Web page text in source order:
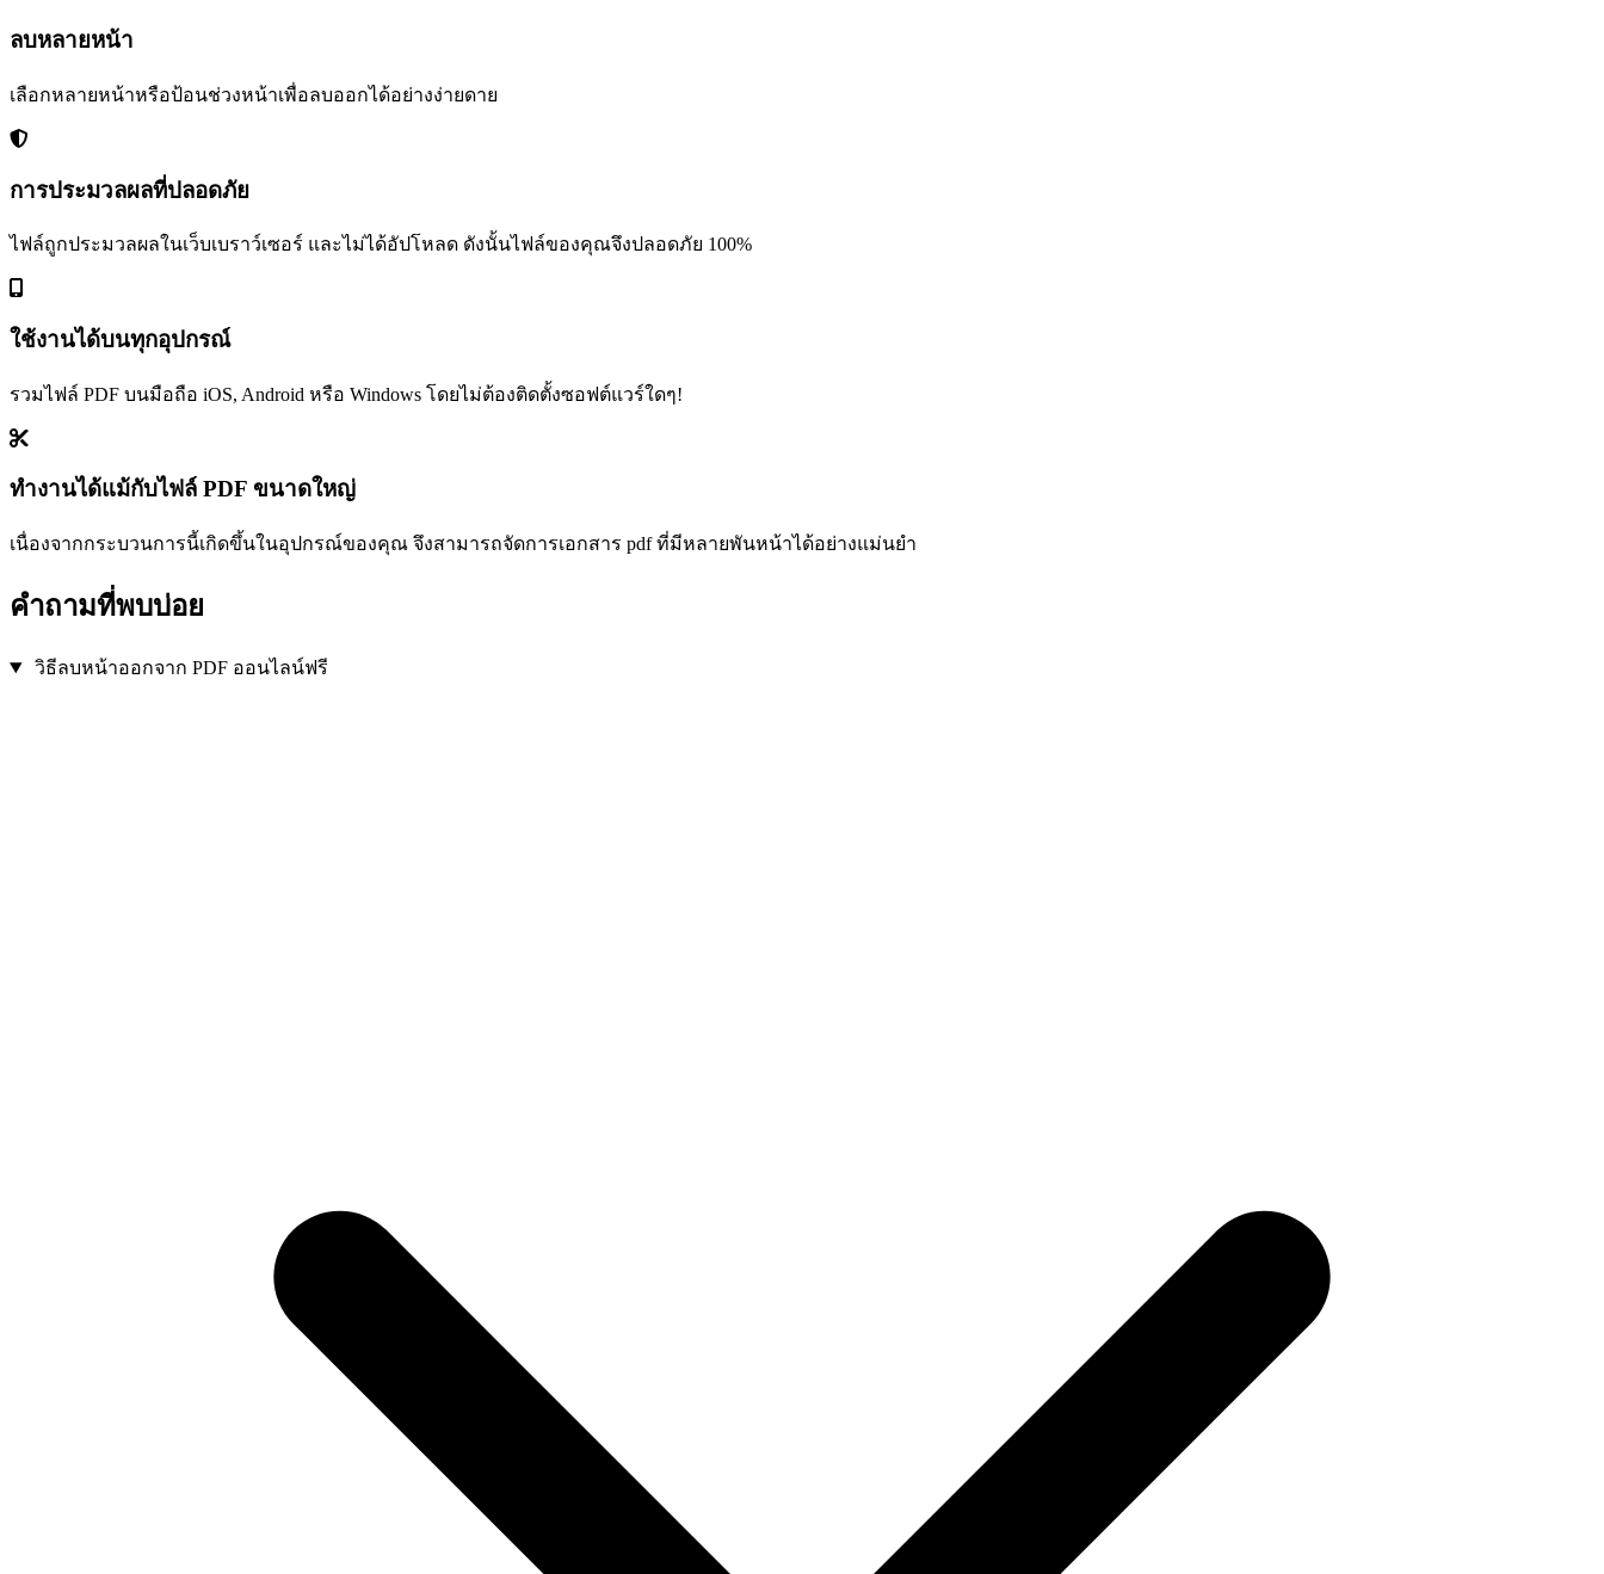
ลบหลายหน้า
เลือกหลายหน้าหรือป้อนช่วงหน้าเพื่อลบออกได้อย่างง่ายดาย
การประมวลผลที่ปลอดภัย
ไฟล์ถูกประมวลผลในเว็บเบราว์เซอร์ และไม่ได้อัปโหลด ดังนั้นไฟล์ของคุณจึงปลอดภัย 100%
ใช้งานได้บนทุกอุปกรณ์
รวมไฟล์ PDF บนมือถือ iOS, Android หรือ Windows โดยไม่ต้องติดตั้งซอฟต์แวร์ใดๆ!
ทำงานได้แม้กับไฟล์ PDF ขนาดใหญ่
เนื่องจากกระบวนการนี้เกิดขึ้นในอุปกรณ์ของคุณ จึงสามารถจัดการเอกสาร pdf ที่มีหลายพันหน้าได้อย่างแม่นยำ
คำถามที่พบบ่อย
วิธีลบหน้าออกจาก PDF ออนไลน์ฟรี